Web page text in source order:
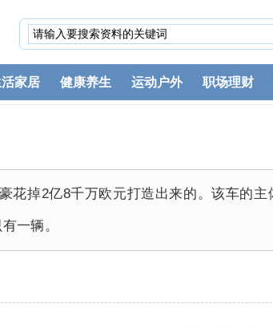
家居 健康养生 运动户外 职场理财
花掉2亿8千万欧元打造出来的。该车的
一辆。